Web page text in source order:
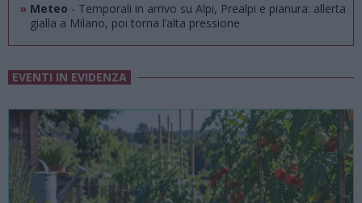
» Meteo - Temporali in arrivo su Alpi, Prealpi e pianura: allerta
gialla a Milano, poi torna l’alta pressione
EVENTI IN EVIDENZA